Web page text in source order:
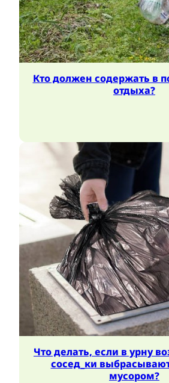
Кто должен содержать в
отдыха?
Что делать, если в урну
сосед_ки
мусором?